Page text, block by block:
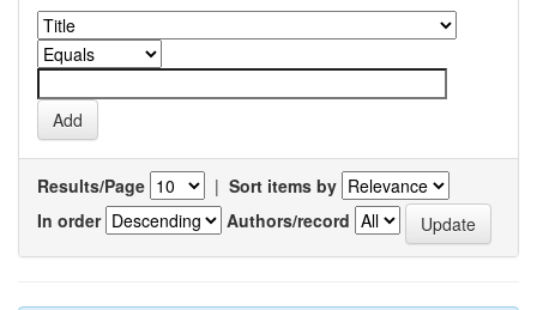
Results/Page | Sort items by
In order
Authors/record